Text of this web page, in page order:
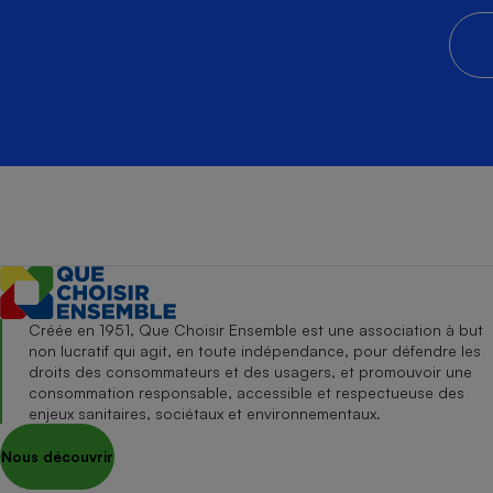
Créée en 1951, Que Choisir Ensemble est une association à but
non lucratif qui agit, en toute indépendance, pour défendre les
droits des consommateurs et des usagers, et promouvoir une
consommation responsable, accessible et respectueuse des
enjeux sanitaires, sociétaux et environnementaux.
Nous découvrir